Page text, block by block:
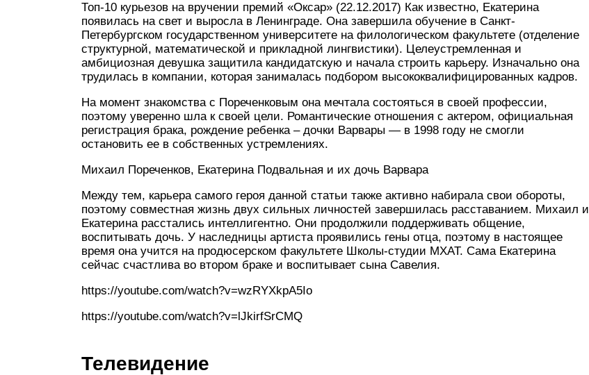
Топ-10 курьезов на вручении премий «Оксар» (22.12.2017) Как известно, Екатерина
появилась на свет и выросла в Ленинграде. Она завершила обучение в Санкт-
Петербургском государственном университете на филологическом факультете (отделение
структурной, математической и прикладной лингвистики). Целеустремленная и
амбициозная девушка защитила кандидатскую и начала строить карьеру. Изначально она
трудилась в компании, которая занималась подбором высококвалифицированных кадров.
На момент знакомства с Пореченковым она мечтала состояться в своей профессии,
поэтому уверенно шла к своей цели. Романтические отношения с актером, официальная
регистрация брака, рождение ребенка – дочки Варвары — в 1998 году не смогли
остановить ее в собственных устремлениях.
Михаил Пореченков, Екатерина Подвальная и их дочь Варвара
Между тем, карьера самого героя данной статьи также активно набирала свои обороты,
поэтому совместная жизнь двух сильных личностей завершилась расставанием. Михаил и
Екатерина расстались интеллигентно. Они продолжили поддерживать общение,
воспитывать дочь. У наследницы артиста проявились гены отца, поэтому в настоящее
время она учится на продюсерском факультете Школы-студии МХАТ. Сама Екатерина
сейчас счастлива во втором браке и воспитывает сына Савелия.
https://youtube.com/watch?v=wzRYXkpA5Io
https://youtube.com/watch?v=lJkirfSrCMQ
Телевидение